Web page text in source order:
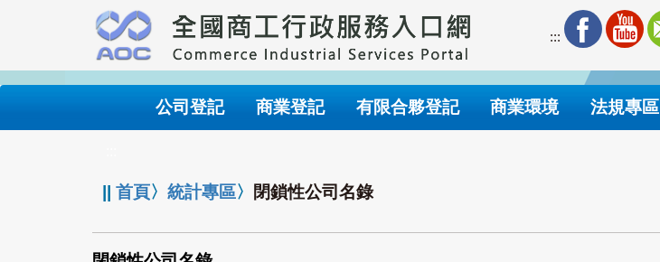
要
內
:::
公司登記 商業登記 有限合夥登記 商業環境 法規專區
||首頁〉統計專區〉 閉鎖性公司名錄